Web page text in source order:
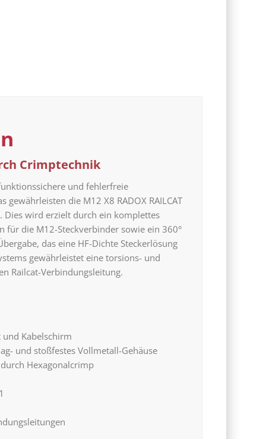
Crimptechnik
und fehlerfreie
die M12 X8 RADOX RAILCAT
Dies wird erzielt durch ein komplettes
die M12-Steckverbinder sowie ein 360°
das eine HF-Dichte Steckerlösung
gewährleistet eine torsions- und
Railcat-Verbindungsleitung.
Kabelschirm
und stoßfestes Vollmetall-Gehäuse
Hexagonalcrimp